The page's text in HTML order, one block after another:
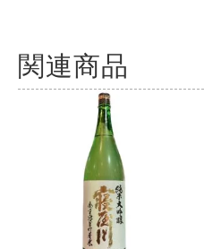
関連商品